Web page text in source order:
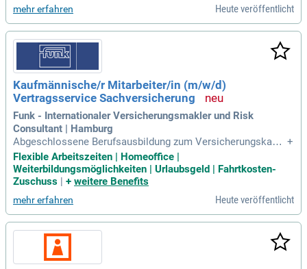
n Bürgschaften; Ansprechpartner
mehr erfahren Heute veröffentlicht
Kaufmännische/r Mitarbeiter/in (m/w/d)
Vertragsservice Sachversicherung
Funk - Internationaler Versicherungsmakler und Risk
Consultant | Hamburg
Abgeschlossene Berufsausbildung zum Versicherungskauf
mann/-frau (m/w/d) oder vergleichbar; Idealerweise verfüge
n Sie über erste Erfahrungen im Bereich der industriellen od
er gewerblichen Versicherung (technische Versicherung); Si
+
Flexible Arbeitszeiten | Homeoffice |
Weiterbildungsmöglichkeiten | Urlaubsgeld | Fahrtkosten-
Zuschuss | + weitere Benefits
mehr erfahren Heute veröffentlicht